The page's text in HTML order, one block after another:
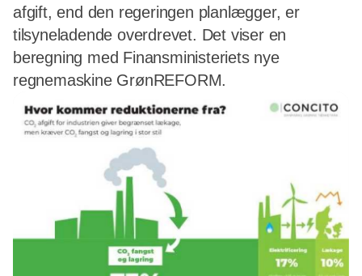
afgift, end den regeringen planlægger, er
tilsyneladende overdrevet. Det viser en
beregning med Finansministeriets nye
regnemaskine GrønREFORM.